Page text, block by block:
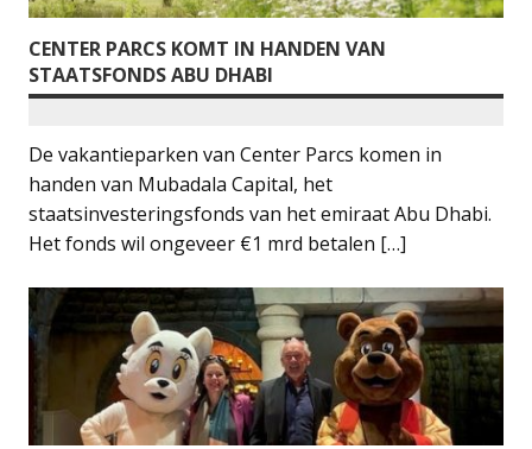
CENTER PARCS KOMT IN HANDEN VAN
STAATSFONDS ABU DHABI
De vakantieparken van Center Parcs komen in
handen van Mubadala Capital, het
staatsinvesteringsfonds van het emiraat Abu Dhabi.
Het fonds wil ongeveer €1 mrd betalen […]